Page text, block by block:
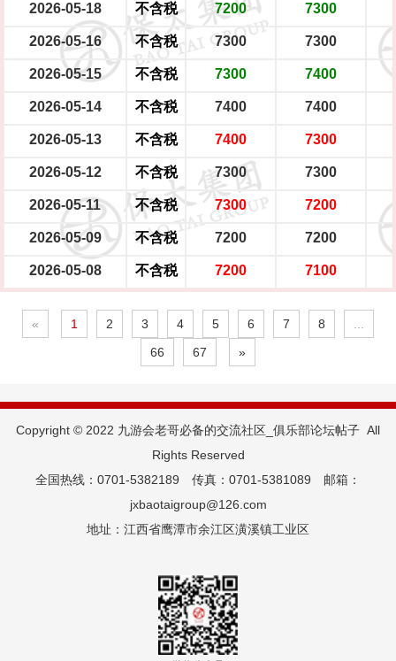
2026-05-18 不含税 7200 7300
2026-05-16 不含税 7300 7300
2026-05-15 不含税 7300 7400
2026-05-14 不含税 7400 7400
2026-05-13 不含税 7400 7300
2026-05-12 不含税 7300 7300
2026-05-11 不含税 7300 7200
2026-05-09 不含税 7200 7200
2026-05-08 不含税 7200 7100
« 1 2 3 4 5 6 7 8
66
67 »
Copyright © 2022 九游会老哥必备的交流社区_俱乐部论坛帖子  All
Rights Reserved
全国热线：0701-5382189 传真：0701-5381089 邮箱：
jxbaotaigroup@126.com
地址：江西省鹰潭市余江区潢溪镇工业区